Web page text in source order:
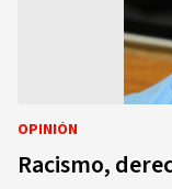
OPINIÓN
Racismo,